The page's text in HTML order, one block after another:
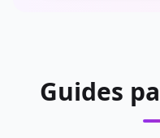
Guides